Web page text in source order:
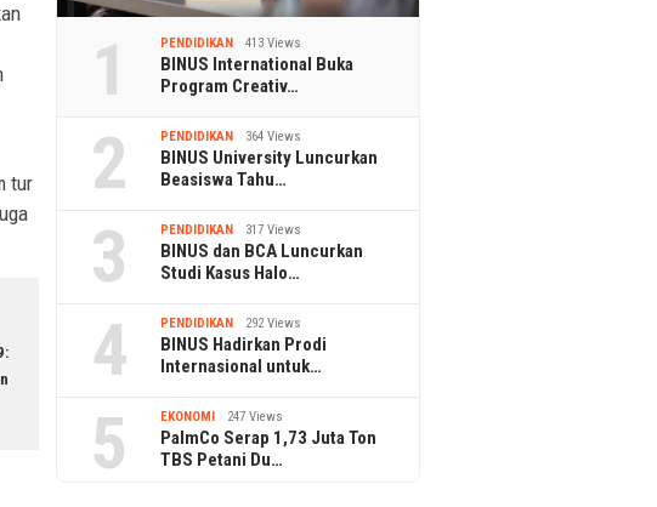
tur
1 PENDIDIKAN 413 Views
BINUS International Buka
Program Creativ…
2 PENDIDIKAN 364 Views
BINUS University Luncurkan
Beasiswa Tahu…
3 PENDIDIKAN 317 Views
BINUS dan BCA Luncurkan
Studi Kasus Halo…
4 PENDIDIKAN 292 Views
BINUS Hadirkan Prodi
Internasional untuk…
5 EKONOMI 247 Views
PalmCo Serap 1,73 Juta Ton
TBS Petani Du…